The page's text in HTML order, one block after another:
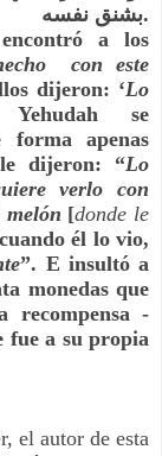
بشنق نفسه.
a los
con este
dijeron: ‘Lo
Yehudah se
forma apenas
dijeron: “Lo
verlo con
melón [donde le
él lo vio,
”. E insultó a
monedas que
recompensa -
fue a su propia
el autor de esta